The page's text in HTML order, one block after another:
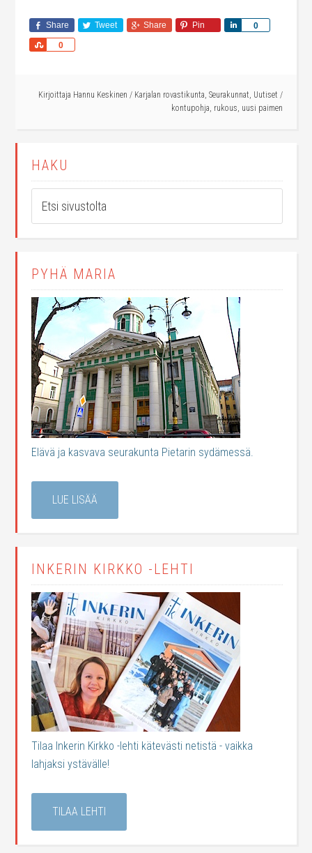
Share Tweet Share Pin 0
Share
0
Share
Kirjoittaja Hannu Keskinen / Karjalan rovastikunta, Seurakunnat, Uutiset /
kontupohja, rukous, uusi paimen
HAKU
PYHÄ MARIA
Elävä ja kasvava seurakunta Pietarin sydämessä.
LUE LISÄÄ
INKERIN KIRKKO -LEHTI
Tilaa Inkerin Kirkko -lehti kätevästi netistä - vaikka
lahjaksi ystävälle!
TILAA LEHTI